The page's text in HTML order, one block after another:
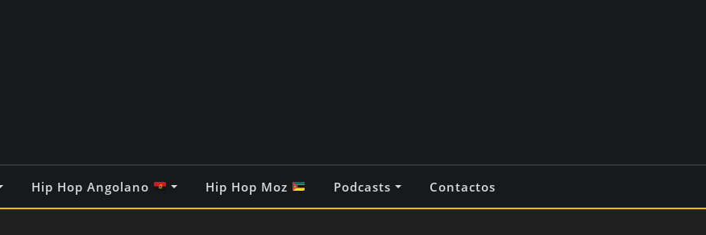
Hip Hop Angolano Hip Hop Moz Podcasts Contactos